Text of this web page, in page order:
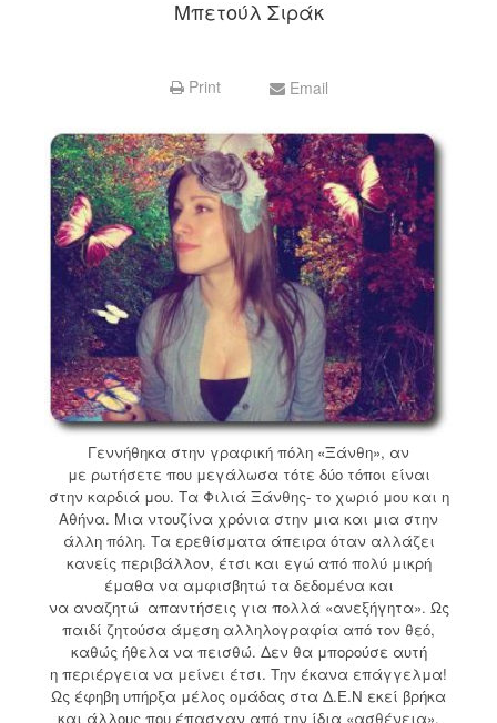
Μπετούλ Σιράκ
Print Email
Γεννήθηκα στην γραφική πόλη «Ξάνθη», αν
με ρωτήσετε που μεγάλωσα τότε δύο τόποι είναι
στην καρδιά μου. Τα Φιλιά Ξάνθης- το χωριό μου και η
Αθήνα. Μια ντουζίνα χρόνια στην μια και μια στην
άλλη πόλη. Τα ερεθίσματα άπειρα όταν αλλάζει
κανείς περιβάλλον, έτσι και εγώ από πολύ μικρή
έμαθα να αμφισβητώ τα δεδομένα και
να αναζητώ απαντήσεις για πολλά «ανεξήγητα». Ως
παιδί ζητούσα άμεση αλληλογραφία από τον θεό,
καθώς ήθελα να πεισθώ. Δεν θα μπορούσε αυτή
η περιέργεια να μείνει έτσι. Την έκανα επάγγελμα!
Ως έφηβη υπήρξα μέλος ομάδας στα Δ.Ε.Ν εκεί βρήκα
και άλλους που έπασχαν από την ίδια «ασθένεια»,